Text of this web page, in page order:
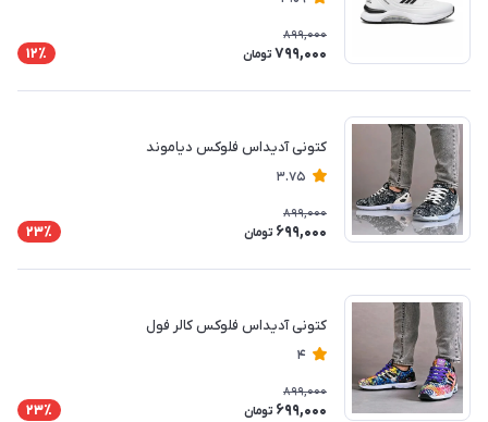
899,000
799,000 تومان 12٪
کتونی آدیداس فلوکس دیاموند
3.75
899,000
699,000 تومان 23٪
کتونی آدیداس فلوکس کالر فول
4
899,000
699,000 تومان 23٪